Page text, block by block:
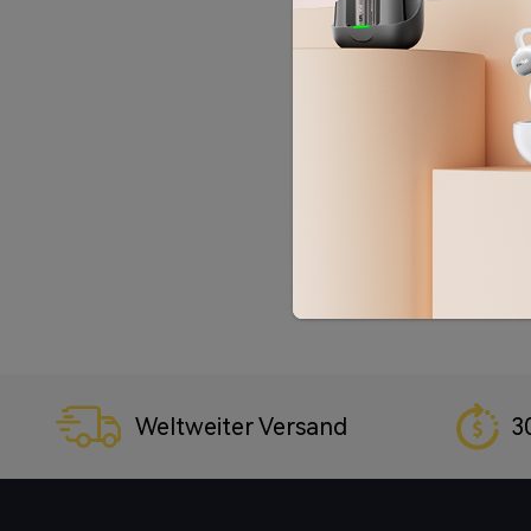
Weltweiter Versand